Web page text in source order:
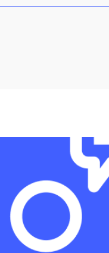
от 3300 ₽
от 1400 ₽
от 2700 ₽